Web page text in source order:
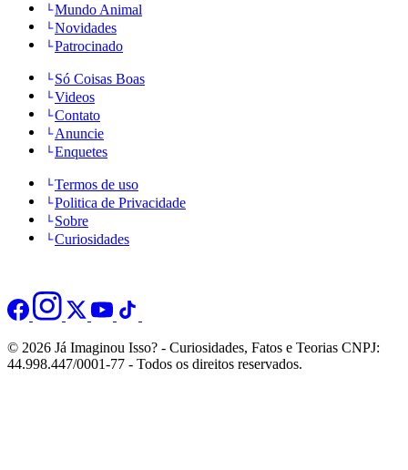
Mundo Animal
Novidades
Patrocinado
Só Coisas Boas
Videos
Contato
Anuncie
Enquetes
Termos de uso
Politica de Privacidade
Sobre
Curiosidades
© 2026 Já Imaginou Isso? - Curiosidades, Fatos e Teorias CNPJ:
44.998.447/0001-77 - Todos os direitos reservados.